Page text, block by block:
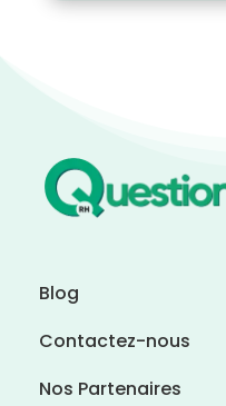
Blog
Contactez-nous
Nos Partenaires